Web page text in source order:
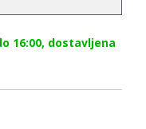
16:00, dostavljena